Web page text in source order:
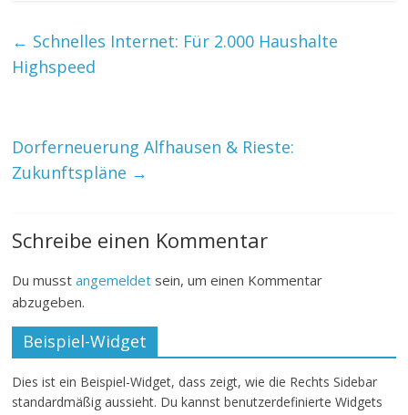
← Schnelles Internet: Für 2.000 Haushalte
Highspeed
Dorferneuerung Alfhausen & Rieste:
Zukunftspläne →
Schreibe einen Kommentar
Du musstangemeldet sein, um einen Kommentar
abzugeben.
Beispiel-Widget
Dies ist ein Beispiel-Widget, dass zeigt, wie die Rechts Sidebar
standardmäßig aussieht. Du kannst benutzerdefinierte Widgets